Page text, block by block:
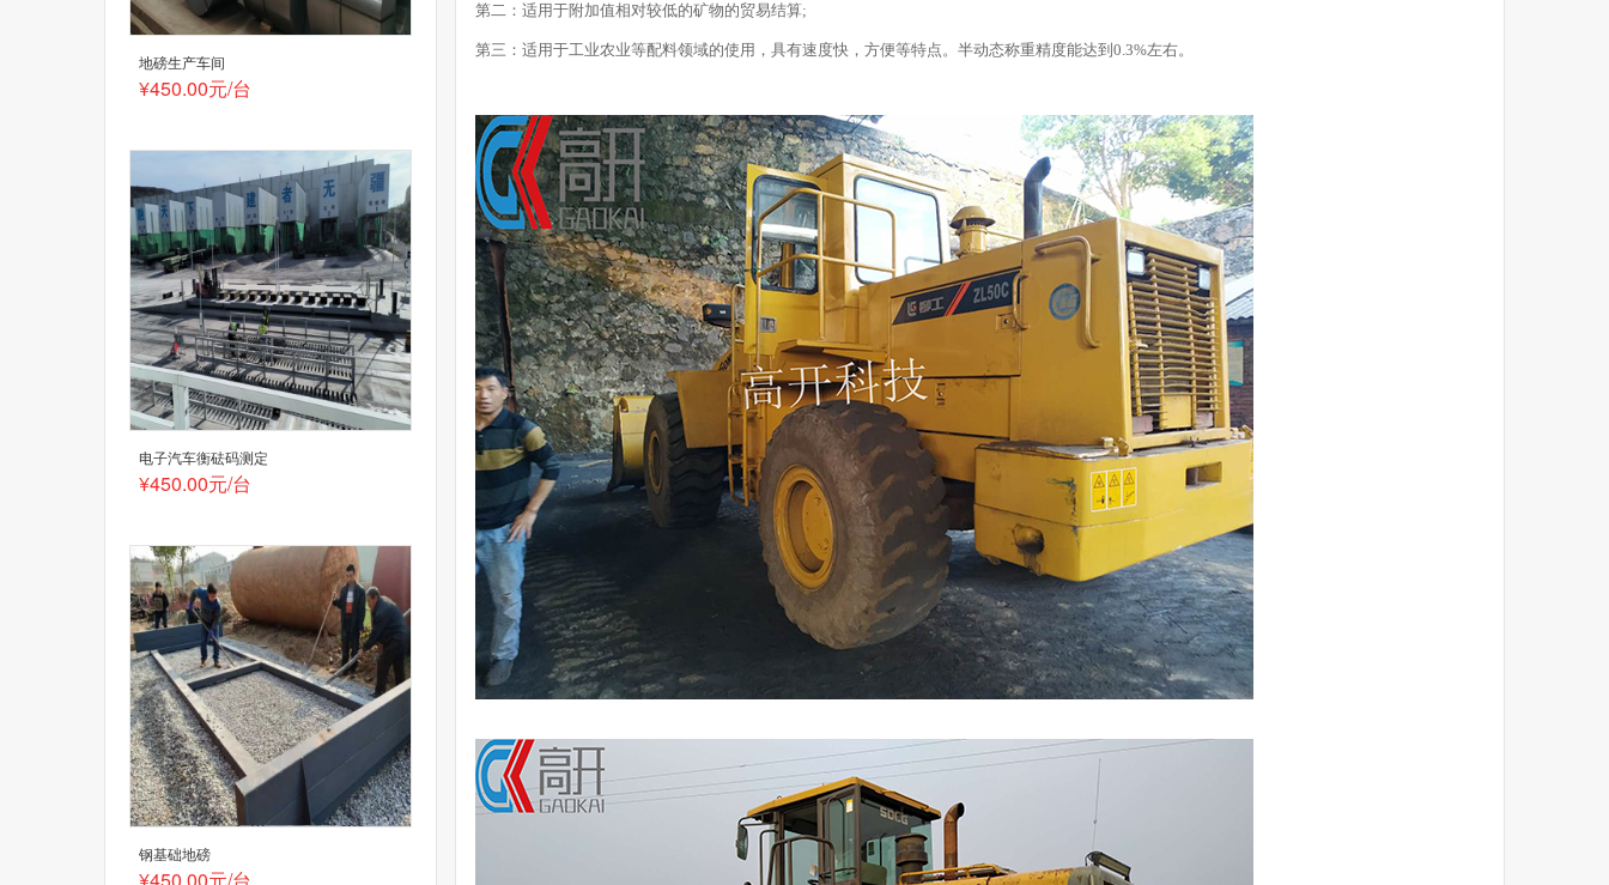
地磅生产车间
¥450.00元/台
电子汽车衡砝码测定
¥450.00元/台
钢基础地磅
¥450.00元/台
第二：适用于附加值相对较低的矿物的贸易结算;
第三：适用于工业农业等配料领域的使用，具有速度快，方便等特点。半动态称重精度能达到0.3%左右。